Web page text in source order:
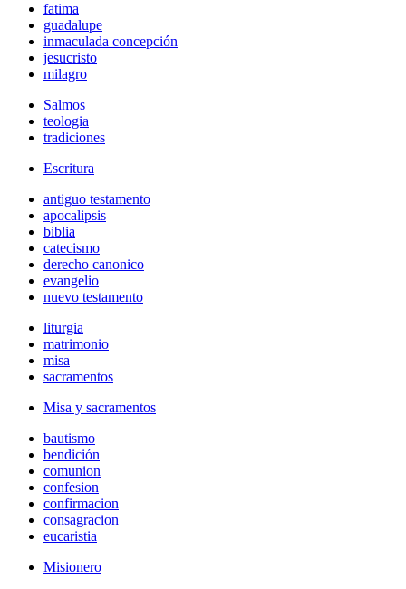
fatima
guadalupe
inmaculada concepción
jesucristo
milagro
Salmos
teologia
tradiciones
Escritura
antiguo testamento
apocalipsis
biblia
catecismo
derecho canonico
evangelio
nuevo testamento
liturgia
matrimonio
misa
sacramentos
Misa y sacramentos
bautismo
bendición
comunion
confesion
confirmacion
consagracion
eucaristia
Misionero